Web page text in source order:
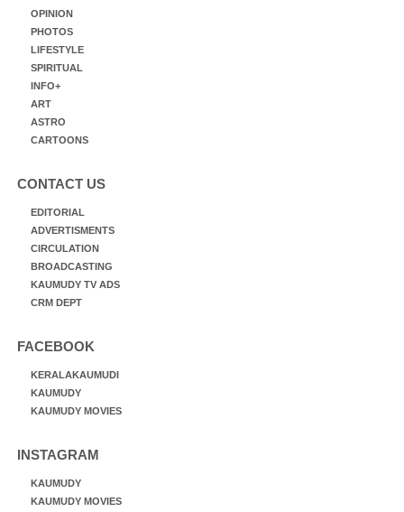
OPINION
PHOTOS
LIFESTYLE
SPIRITUAL
INFO+
ART
ASTRO
CARTOONS
CONTACT US
EDITORIAL
ADVERTISMENTS
CIRCULATION
BROADCASTING
KAUMUDY TV ADS
CRM DEPT
FACEBOOK
KERALAKAUMUDI
KAUMUDY
KAUMUDY MOVIES
INSTAGRAM
KAUMUDY
KAUMUDY MOVIES